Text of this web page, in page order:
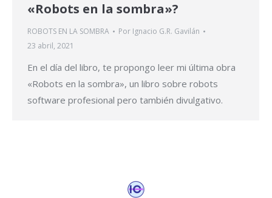
«Robots en la sombra»?
ROBOTS EN LA SOMBRA Por Ignacio G.R. Gavilán
23 abril, 2021
En el día del libro, te propongo leer mi última obra
«Robots en la sombra», un libro sobre robots
software profesional pero también divulgativo.